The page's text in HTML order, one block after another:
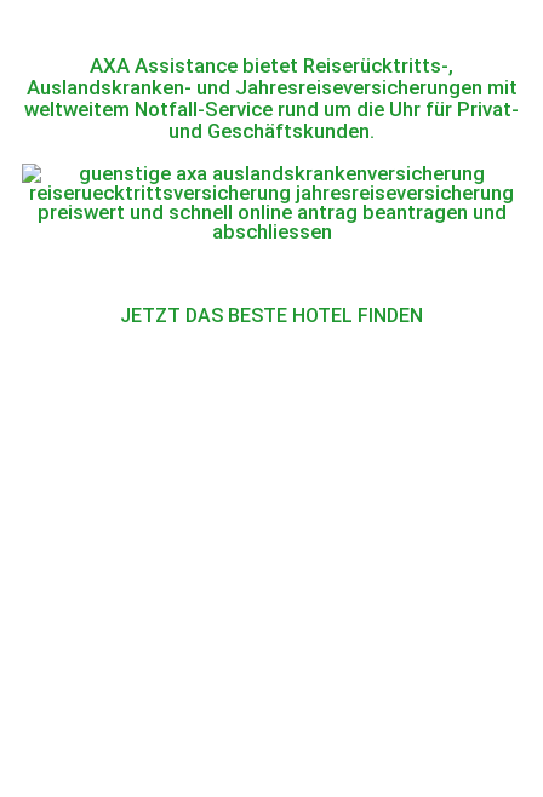
AXA Assistance bietet Reiserücktritts-,
Auslandskranken- und Jahresreiseversicherungen mit
weltweitem Notfall-Service rund um die Uhr für Privat-
und Geschäftskunden.
JETZT DAS BESTE HOTEL FINDEN